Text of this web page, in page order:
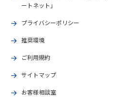
ートネット」
プライバシーポリシー
推奨環境
ご利用規約
サイトマップ
お客様相談室